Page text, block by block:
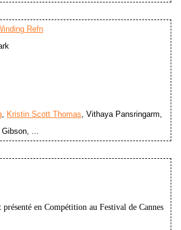
Refn
, Kristin Scott Thomas, Vithaya Pansringarm,
...
en Compétition au Festival de Cannes